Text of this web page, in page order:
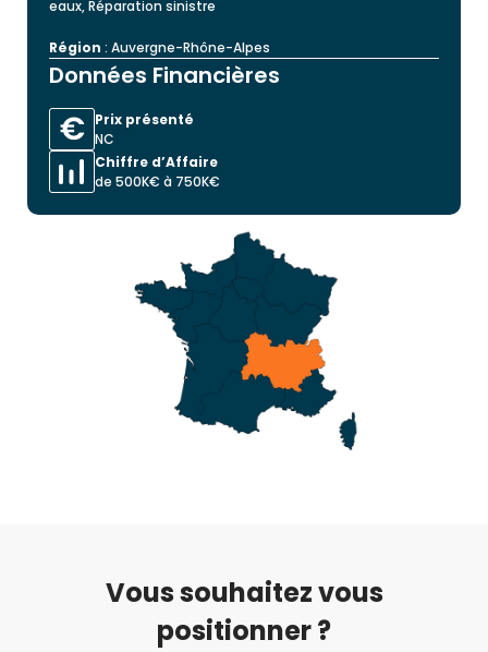
eaux, Réparation sinistre
Région : Auvergne-Rhône-Alpes
Données Financières
Prix présenté
NC
Chiffre d’Affaire
de 500K€ à 750K€
Vous souhaitez vous
positionner ?